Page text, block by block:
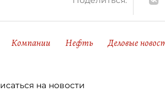
Компании Нефть Деловые
на новости